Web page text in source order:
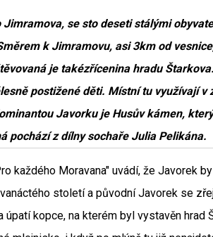
se sto deseti stálými
k Jimramovu, asi 3km od
je takézřícenina hradu
postižené děti. Místní tu využívají v
Javorku je Husův kámen,
pochází z dílny sochaře Julia Pelikána.
každého Moravana" uvádí, že Javorek
století a původní Javorek se
úpatí kopce, na kterém byl vystavěn hrad